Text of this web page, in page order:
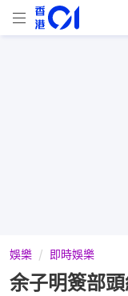
娛樂 即時娛樂
余子明簽部